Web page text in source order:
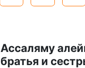
Ассаляму
братья и